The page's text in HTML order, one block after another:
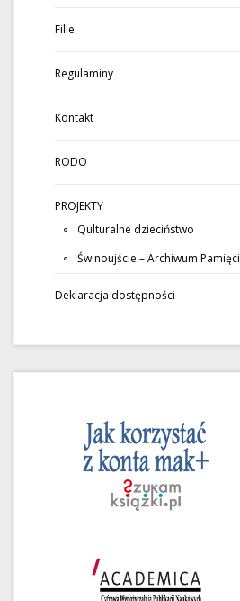
Filie
Regulaminy
Kontakt
RODO
PROJEKTY
Qulturalne dzieciństwo
Świnoujście – Archiwum Pamięci
Deklaracja dostępności